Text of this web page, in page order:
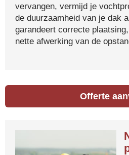
vervangen, vermijd je
de duurzaamheid van je dak
garandeert correcte
nette afwerking van de
Offerte